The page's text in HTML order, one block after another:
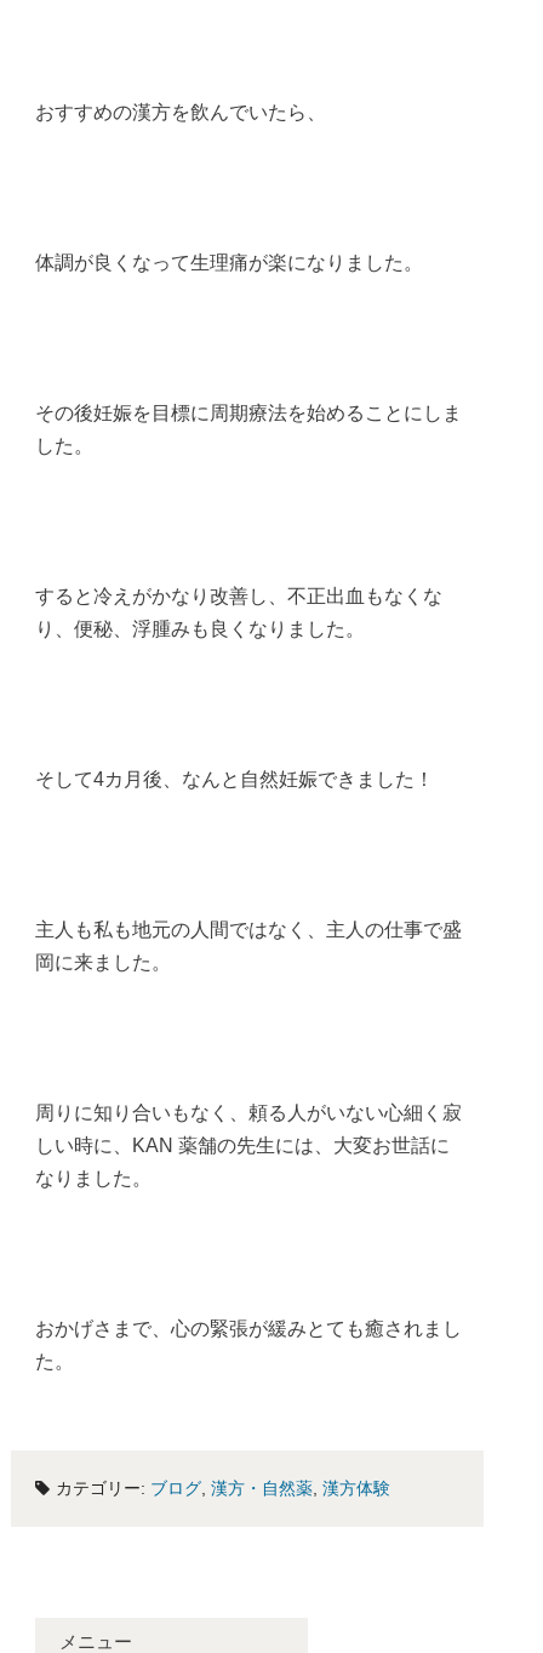
おすすめの漢方を飲んでいたら、
体調が良くなって生理痛が楽になりました。
その後妊娠を目標に周期療法を始めることにしま
した。
すると冷えがかなり改善し、不正出血もなくな
り、便秘、浮腫みも良くなりました。
そして4カ月後、なんと自然妊娠できました！
主人も私も地元の人間ではなく、主人の仕事で盛
岡に来ました。
周りに知り合いもなく、頼る人がいない心細く寂
しい時に、KAN 薬舗の先生には、大変お世話に
なりました。
おかげさまで、心の緊張が緩みとても癒されまし
た。
カテゴリー: ブログ, 漢方・自然薬, 漢方体験
メニュー